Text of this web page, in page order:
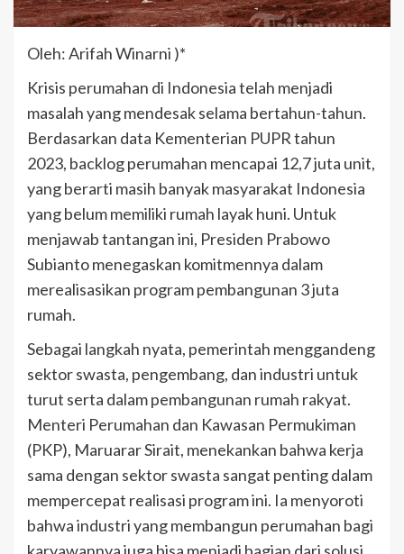
Oleh: Arifah Winarni )*
Krisis perumahan di Indonesia telah menjadi
masalah yang mendesak selama bertahun-tahun.
Berdasarkan data Kementerian PUPR tahun
2023, backlog perumahan mencapai 12,7 juta unit,
yang berarti masih banyak masyarakat Indonesia
yang belum memiliki rumah layak huni. Untuk
menjawab tantangan ini, Presiden Prabowo
Subianto menegaskan komitmennya dalam
merealisasikan program pembangunan 3 juta
rumah.
Sebagai langkah nyata, pemerintah menggandeng
sektor swasta, pengembang, dan industri untuk
turut serta dalam pembangunan rumah rakyat.
Menteri Perumahan dan Kawasan Permukiman
(PKP), Maruarar Sirait, menekankan bahwa kerja
sama dengan sektor swasta sangat penting dalam
mempercepat realisasi program ini. Ia menyoroti
bahwa industri yang membangun perumahan bagi